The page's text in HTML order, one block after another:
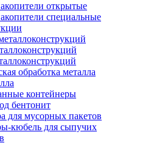
открытые
специальные
обработка металла
контейнеры
бентонит
для мусорных пакетов
кюбель для сыпучих